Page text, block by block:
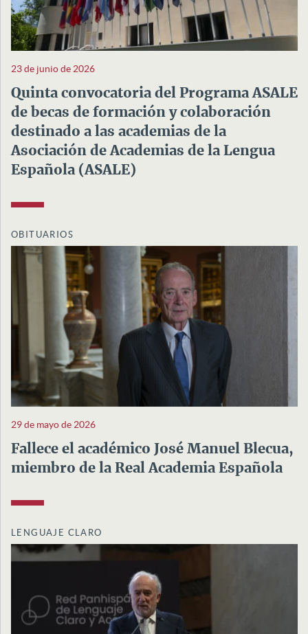
23 de junio de 2026
Quinta convocatoria del Programa ASALE
de becas de formación y colaboración
destinado a las academias de la
Asociación de Academias de la Lengua
Española (ASALE)
OBITUARIOS
29 de mayo de 2026
Fallece el académico José Manuel Blecua,
miembro de la Real Academia Española
LENGUAJE CLARO